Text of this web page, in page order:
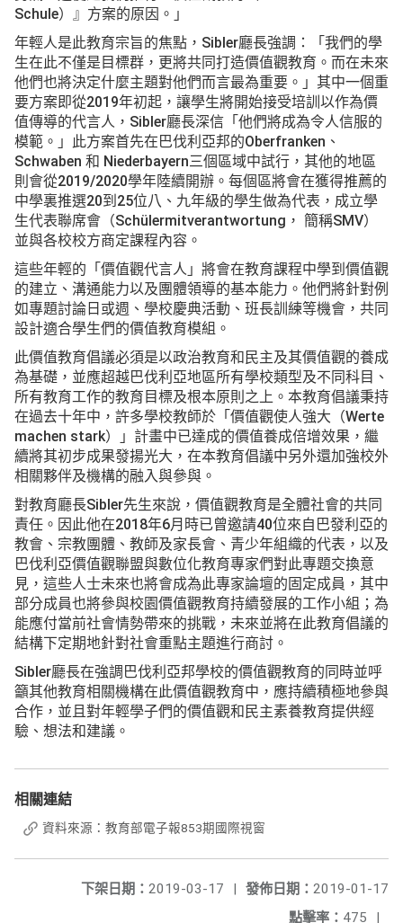
Schule）』方案的原因。」
年輕人是此教育宗旨的焦點，Sibler廳長強調：「我們的學
生在此不僅是目標群，更將共同打造價值觀教育。而在未來
他們也將決定什麼主題對他們而言最為重要。」其中一個重
要方案即從2019年初起，讓學生將開始接受培訓以作為價
值傳導的代言人，Sibler廳長深信「他們將成為令人信服的
模範。」此方案首先在巴伐利亞邦的Oberfranken、
Schwaben 和 Niederbayern三個區域中試行，其他的地區
則會從2019/2020學年陸續開辦。每個區將會在獲得推薦的
中學裏推選20到25位八、九年級的學生做為代表，成立學
生代表聯席會（Schülermitverantwortung， 簡稱SMV）
並與各校校方商定課程內容。
這些年輕的「價值觀代言人」將會在教育課程中學到價值觀
的建立、溝通能力以及團體領導的基本能力。他們將針對例
如專題討論日或週、學校慶典活動、班長訓練等機會，共同
設計適合學生們的價值教育模組。
此價值教育倡議必須是以政治教育和民主及其價值觀的養成
為基礎，並應超越巴伐利亞地區所有學校類型及不同科目、
所有教育工作的教育目標及根本原則之上。本教育倡議秉持
在過去十年中，許多學校教師於「價值觀使人強大（Werte
machen stark）」計畫中已達成的價值養成倍增效果，繼
續將其初步成果發揚光大，在本教育倡議中另外還加強校外
相關夥伴及機構的融入與參與。
對教育廳長Sibler先生來說，價值觀教育是全體社會的共同
責任。因此他在2018年6月時已曾邀請40位來自巴發利亞的
教會、宗教團體、教師及家長會、青少年組織的代表，以及
巴伐利亞價值觀聯盟與數位化教育專家們對此專題交換意
見，這些人士未來也將會成為此專家論壇的固定成員，其中
部分成員也將參與校園價值觀教育持續發展的工作小組；為
能應付當前社會情勢帶來的挑戰，未來並將在此教育倡議的
結構下定期地針對社會重點主題進行商討。
Sibler廳長在強調巴伐利亞邦學校的價值觀教育的同時並呼
籲其他教育相關機構在此價值觀教育中，應持續積極地參與
合作，並且對年輕學子們的價值觀和民主素養教育提供經
驗、想法和建議。
相關連結
資料來源：教育部電子報853期國際視窗
發佈日期： 2019-01-17
下架日期： 2019-03-17
|
點擊率： 475 |